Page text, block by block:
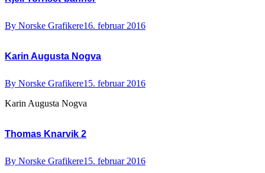
By Norske Grafikere16. februar 2016
Karin Augusta Nogva
By Norske Grafikere15. februar 2016
Karin Augusta Nogva
Thomas Knarvik 2
By Norske Grafikere15. februar 2016